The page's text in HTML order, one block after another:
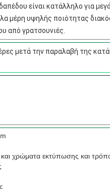
είναι κατάλληλο για
μέρη υψηλής ποιότητας
από γρατσουνιές.
μετά την παραλαβή της
χρώματα εκτύπωσης και